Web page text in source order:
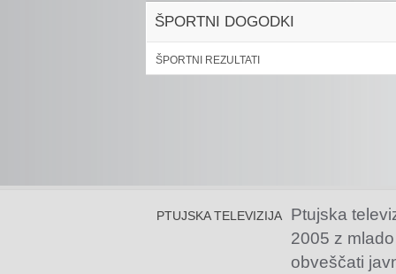
ŠPORTNI DOGODKI
ŠPORTNI REZULTATI
PTUJSKA TELEVIZIJA
Ptujska
2005 z
obveščati